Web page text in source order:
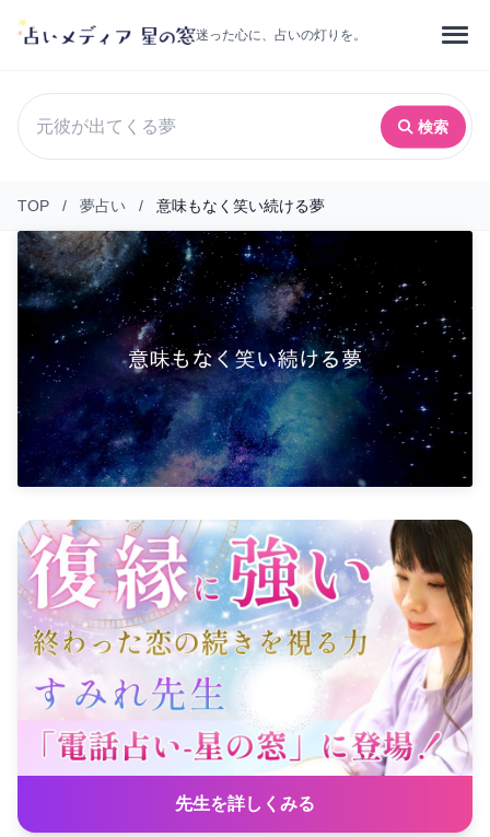
迷った心に、占いの灯りを。
検索
TOP / 夢占い / 意味もなく笑い続ける夢
先生を詳しくみる